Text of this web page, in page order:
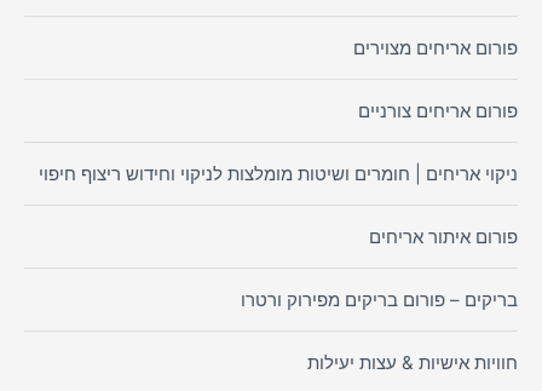
פורום אריחים מצוירים
פורום אריחים צורניים
ניקוי אריחים | חומרים ושיטות מומלצות לניקוי וחידוש ריצוף חיפוי
פורום איתור אריחים
בריקים – פורום בריקים מפירוק ורטרו
חוויות אישיות & עצות יעילות